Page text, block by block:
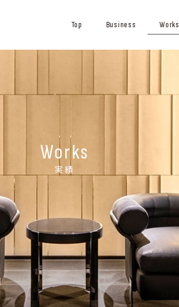
Top Business Works
Works
実績